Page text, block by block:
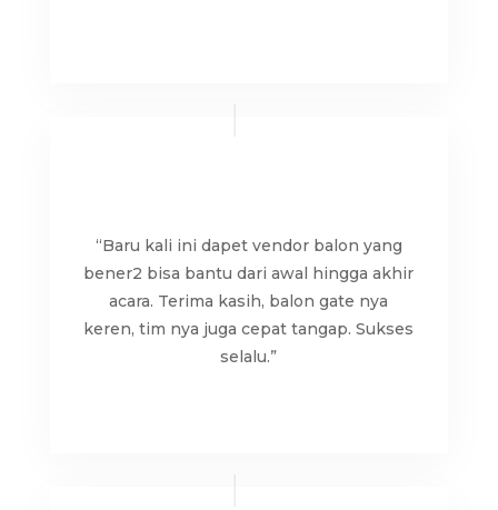
“Baru kali ini dapet vendor balon yang
bener2 bisa bantu dari awal hingga akhir
acara. Terima kasih, balon gate nya
keren, tim nya juga cepat tangap. Sukses
selalu.”